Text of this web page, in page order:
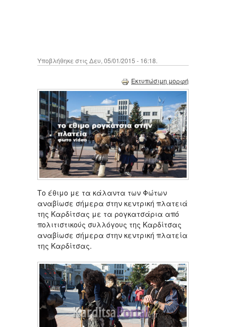
Υποβλήθηκε στις Δευ, 05/01/2015 - 16:18.
Εκτυπώσιμη μορφή
Το έθιμο με τα κάλαντα των Φώτων
αναβίωσε σήμερα στην κεντρική πλατειά
της Καρδίτσας με τα ρογκατσάρια από
πολιτιστικούς συλλόγους της Καρδίτσας
αναβίωσε σήμερα στην κεντρική πλατεία
της Καρδίτσας.